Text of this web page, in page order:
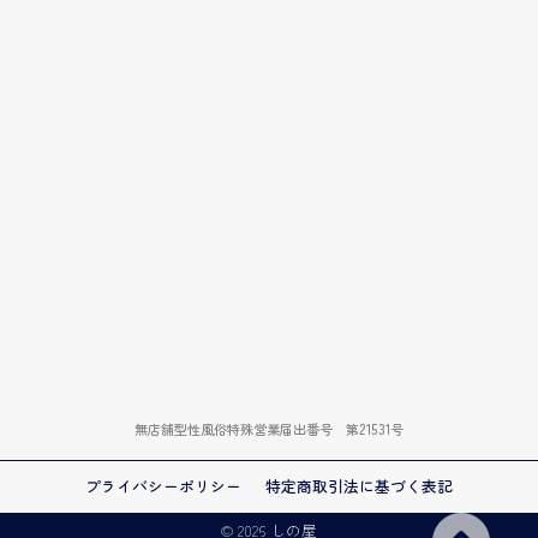
無店舗型性風俗特殊営業届出番号 第21531号
プライバシーポリシー
特定商取引法に基づく表記
© 2026 しの屋